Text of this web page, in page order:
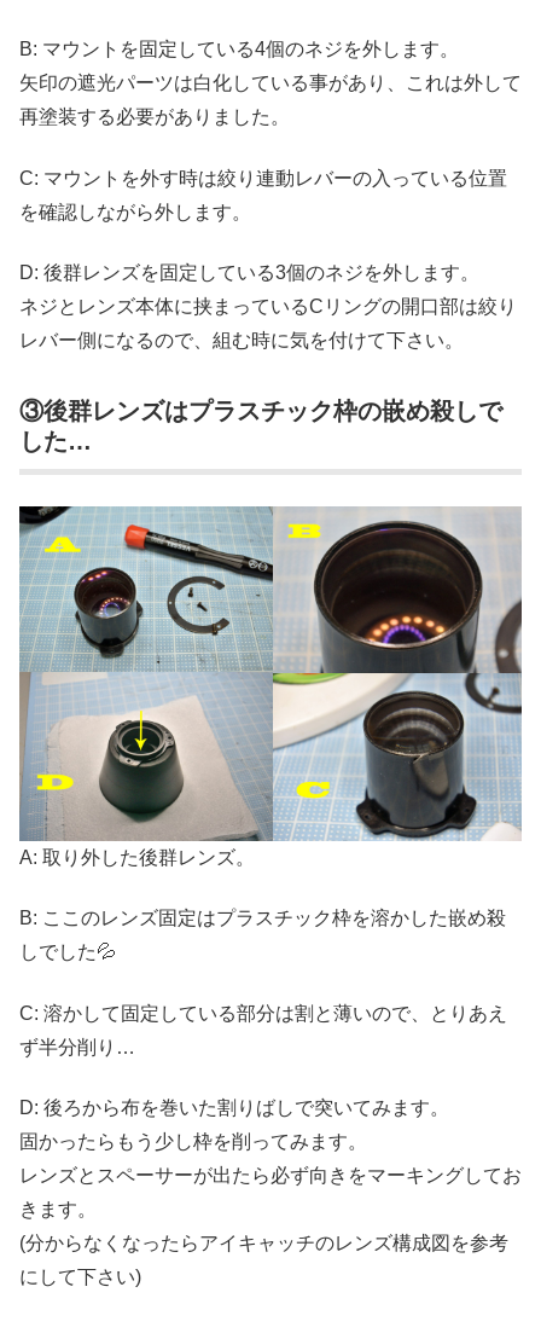
B: マウントを固定している4個のネジを外します。
矢印の遮光パーツは白化している事があり、これは外して
再塗装する必要がありました。
C: マウントを外す時は絞り連動レバーの入っている位置
を確認しながら外します。
D: 後群レンズを固定している3個のネジを外します。
ネジとレンズ本体に挟まっているCリングの開口部は絞り
レバー側になるので、組む時に気を付けて下さい。
③後群レンズはプラスチック枠の嵌め殺しで
した…
A: 取り外した後群レンズ。
B: ここのレンズ固定はプラスチック枠を溶かした嵌め殺
しでした💦
C: 溶かして固定している部分は割と薄いので、とりあえ
ず半分削り…
D: 後ろから布を巻いた割りばしで突いてみます。
固かったらもう少し枠を削ってみます。
レンズとスペーサーが出たら必ず向きをマーキングしてお
きます。
(分からなくなったらアイキャッチのレンズ構成図を参考
にして下さい)